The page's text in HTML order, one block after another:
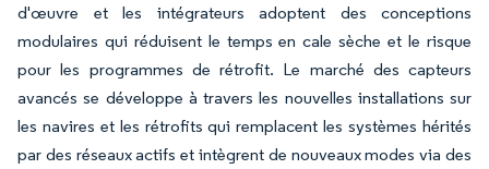
d'œuvre et les intégrateurs adoptent des conceptions
modulaires qui réduisent le temps en cale sèche et le risque
pour les programmes de rétrofit. Le marché des capteurs
avancés se développe à travers les nouvelles installations sur
les navires et les rétrofits qui remplacent les systèmes hérités
par des réseaux actifs et intègrent de nouveaux modes via des